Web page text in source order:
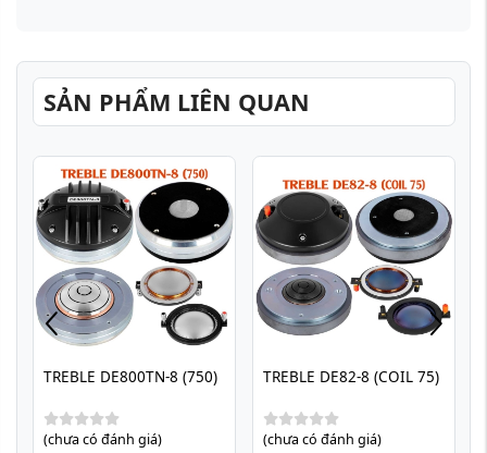
SẢN PHẨM LIÊN QUAN
TREBLE DE800TN-8 (750)
(chưa có đánh giá)
TREBLE DE82-8 (COIL 75)
(chưa có đánh giá)